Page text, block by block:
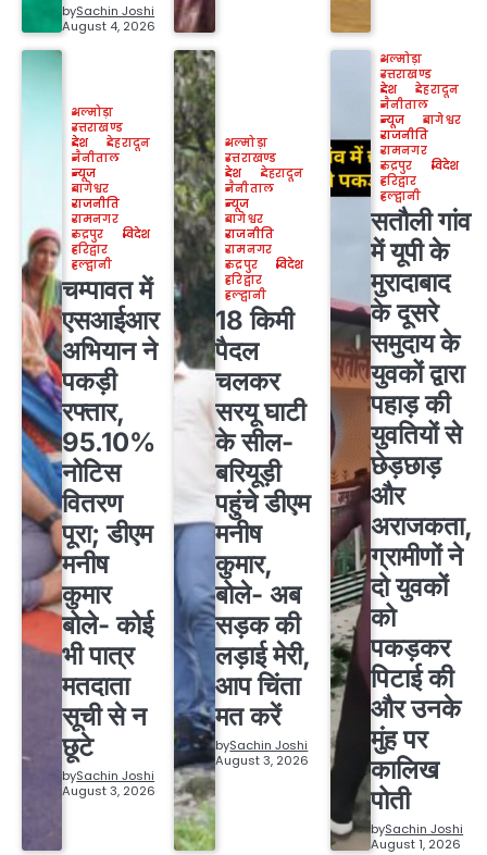
bySachin Joshi
August 4, 2026
अल्मोड़ा
उत्तराखण्ड
देश
देहरादून
नैनीताल
न्यूज
बागेश्वर
राजनीति
रामनगर
रुद्रपुर
विदेश
हरिद्वार
हल्द्वानी
चम्पावत में
एसआईआर
अभियान ने
पकड़ी
रफ्तार,
95.10%
नोटिस
वितरण
पूरा; डीएम
मनीष
कुमार
बोले- कोई
भी पात्र
मतदाता
सूची से न
छूटे
bySachin Joshi
August 3, 2026
अल्मोड़ा
उत्तराखण्ड
देश
देहरादून
नैनीताल
न्यूज
बागेश्वर
राजनीति
रामनगर
रुद्रपुर
विदेश
हरिद्वार
हल्द्वानी
18 किमी
पैदल
चलकर
सरयू घाटी
के सील-
बरियूड़ी
पहुंचे डीएम
मनीष
कुमार,
बोले- अब
सड़क की
लड़ाई मेरी,
आप चिंता
मत करें
bySachin Joshi
August 3, 2026
अल्मोड़ा
उत्तराखण्ड
देश
देहरादून
नैनीताल
न्यूज
बागेश्वर
राजनीति
रामनगर
रुद्रपुर
विदेश
हरिद्वार
हल्द्वानी
सतौली गांव
में यूपी के
मुरादाबाद
के दूसरे
समुदाय के
युवकों द्वारा
पहाड़ की
युवतियों से
छेड़छाड़
और
अराजकता,
ग्रामीणों ने
दो युवकों
को
पकड़कर
पिटाई की
और उनके
मुंह पर
कालिख
पोती
bySachin Joshi
August 1, 2026